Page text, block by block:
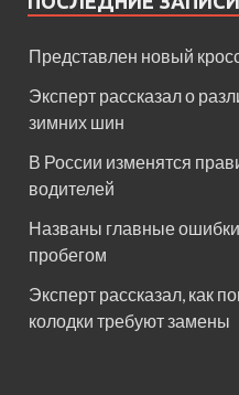
Представлен новый
Эксперт рассказал о
зимних шин
В России изменятся
водителей
Названы главные
пробегом
Эксперт рассказал, как
колодки требуют замены